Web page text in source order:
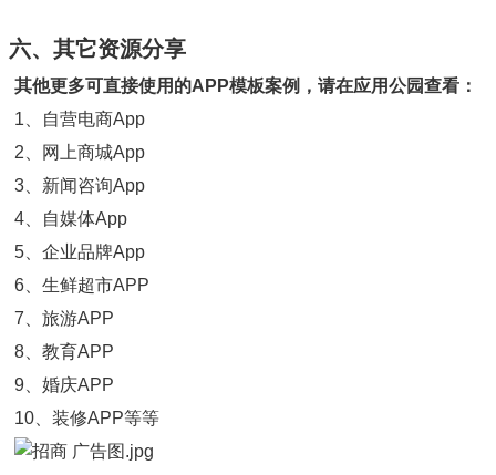
六、其它资源分享
其他更多可直接使用的APP模板案例，请在应用公园查看：
1、自营电商App
2、网上商城App
3、新闻咨询App
4、自媒体App
5、企业品牌App
6、生鲜超市APP
7、旅游APP
8、教育APP
9、婚庆APP
10、装修APP等等